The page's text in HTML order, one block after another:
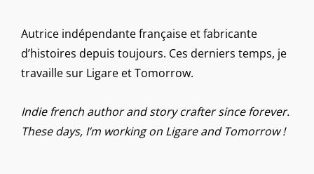
Autrice indépendante française et fabricante
d’histoires depuis toujours. Ces derniers temps, je
travaille sur Ligare et Tomorrow.
Indie french author and story crafter since forever.
These days, I’m working on Ligare and Tomorrow !